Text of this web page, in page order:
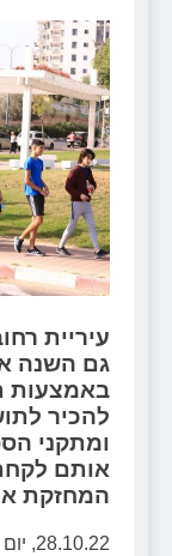
עיריית
גם השנה
באמצעות
להכיר
ומתקני
אותם
המחזקת